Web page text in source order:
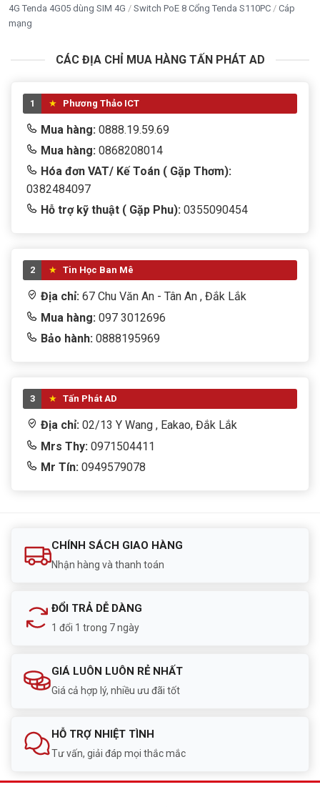
4G Tenda 4G05 dùng SIM 4G
Switch PoE 8 Cổng Tenda S110PC
Cáp
mạng
CÁC ĐỊA CHỈ MUA HÀNG TẤN PHÁT AD
1 Phương Thảo ICT
Mua hàng: 0888.19.59.69
Mua hàng: 0868208014
Hóa đơn VAT/ Kế Toán ( Gặp Thơm):
0382484097
Hỗ trợ kỹ thuật ( Gặp Phu): 0355090454
2 Tin Học Ban Mê
Địa chỉ: 67 Chu Văn An - Tân An , Đắk Lắk
Mua hàng: 097 3012696
Bảo hành: 0888195969
3 Tấn Phát AD
Địa chỉ: 02/13 Y Wang , Eakao, Đắk Lắk
Mrs Thy: 0971504411
Mr Tín: 0949579078
CHÍNH SÁCH GIAO HÀNG
Nhận hàng và thanh toán
ĐỔI TRẢ DỄ DÀNG
1 đổi 1 trong 7 ngày
GIÁ LUÔN LUÔN RẺ NHẤT
Giá cả hợp lý, nhiều ưu đãi tốt
HỖ TRỢ NHIỆT TÌNH
Tư vấn, giải đáp mọi thắc mắc